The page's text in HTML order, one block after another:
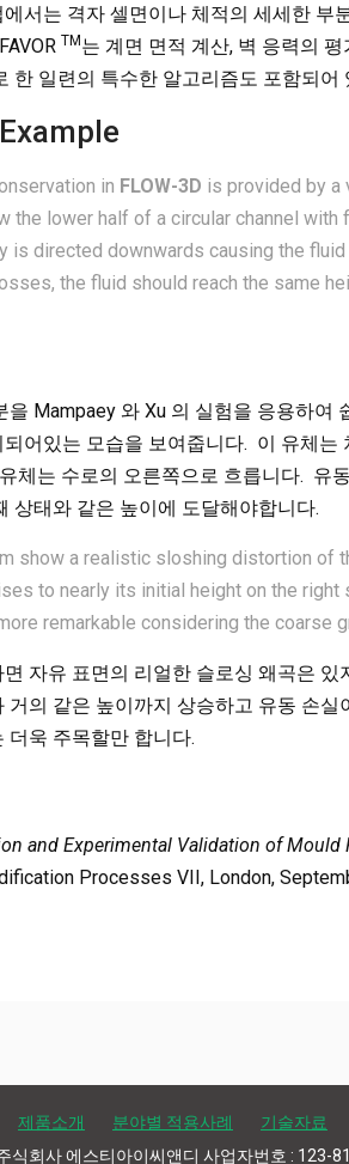
서는 격자 셀면이나 체적의 세세한 부
TM 는 계면 면적 계산, 벽 응력의
한 일련의 특수한 알고리즘도 포함되어
in FLOW-3D is provided by a
the lower half of a circular channel
is directed downwards causing the
the fluid should reach the same
을 Mampaey 와 Xu 의 실험을 응용하여
어있는 모습을 보여줍니다. 이 유체는
체는 수로의 오른쪽으로 흐릅니다. 유
상태와 같은 높이에 도달해야합니다.
show a realistic sloshing distortion of
to nearly its initial height on the right
remarkable considering the coarse
자유 표면의 리얼한 슬로싱 왜곡은 있
의 같은 높이까지 상승하고 유동 손실
더욱 주목할만 합니다.
and Experimental Validation of Mould
Processes VII, London,
제품소개 분야별 적용사례 기술자료
회사 에스티아이씨앤디 사업자번호 : 123-